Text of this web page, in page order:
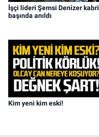
İşçi lideri Şemsi Denizer kabri
başında anıldı
Kim yeni kim eski!